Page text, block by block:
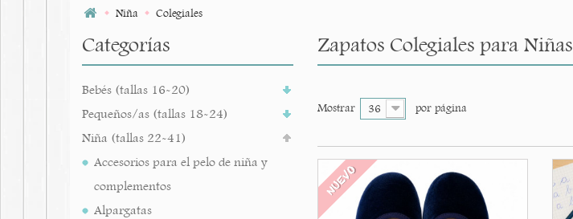
Niña Colegiales
Categorías
Bebés (tallas 16-20)
Pequeños/as (tallas 18-24)
Niña (tallas 22-41)
Accesorios para el pelo de niña y
complementos
Alpargatas
Zapatos Colegiales para Niñas
Mostrar 36 por página
NUEVO